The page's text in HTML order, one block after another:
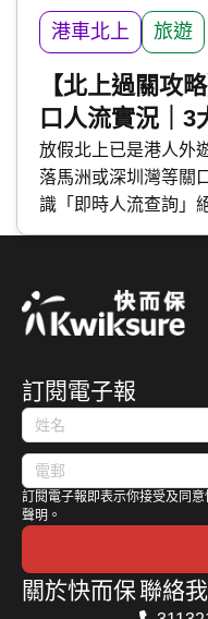
港車北上 旅遊
【北上過關攻
口人流實況｜3
北上、高鐵適用
放假北上已是港人外
落馬洲或深圳灣等關
識「即時人流查詢」
技能，包括「 香港入
紹以上 3 大必備工具
往返中港兩地。
訂閱電子報
訂閱電子報即表示你接受及同
聲明。
關於快而保 聯絡